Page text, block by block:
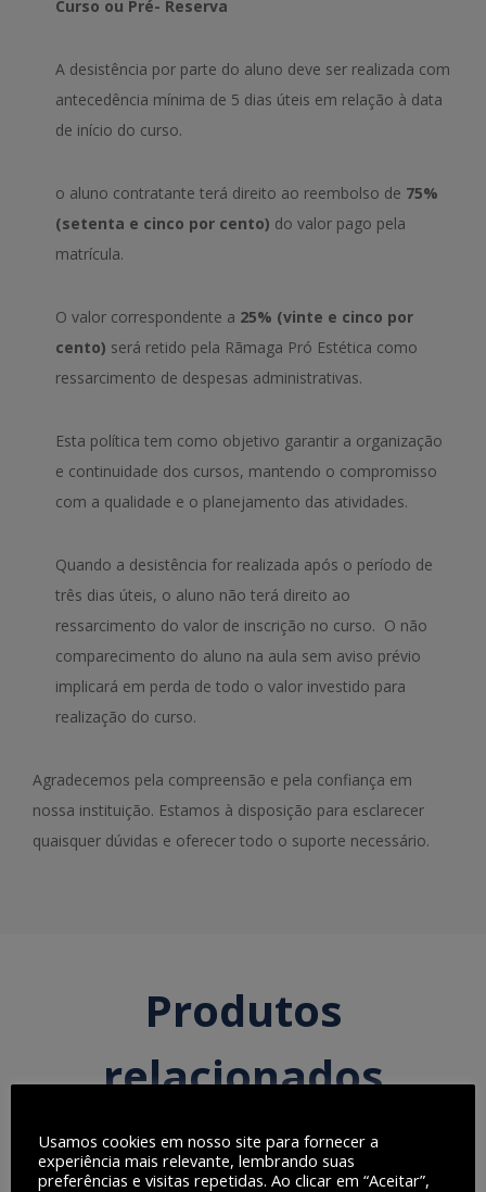
Curso ou Pré- Reserva
A desistência por parte do aluno deve ser realizada com
antecedência mínima de 5 dias úteis em relação à data
de início do curso.
o aluno contratante terá direito ao reembolso de 75%
(setenta e cinco por cento) do valor pago pela
matrícula.
O valor correspondente a 25% (vinte e cinco por
cento) será retido pela Rãmaga Pró Estética como
ressarcimento de despesas administrativas.
Esta política tem como objetivo garantir a organização
e continuidade dos cursos, mantendo o compromisso
com a qualidade e o planejamento das atividades.
Quando a desistência for realizada após o período de
três dias úteis, o aluno não terá direito ao
ressarcimento do valor de inscrição no curso. O não
comparecimento do aluno na aula sem aviso prévio
implicará em perda de todo o valor investido para
realização do curso.
Agradecemos pela compreensão e pela confiança em
nossa instituição. Estamos à disposição para esclarecer
quaisquer dúvidas e oferecer todo o suporte necessário.
Produtos
relacionados
Usamos cookies em nosso site para fornecer a
experiência mais relevante, lembrando suas
preferências e visitas repetidas. Ao clicar em “Aceitar”,